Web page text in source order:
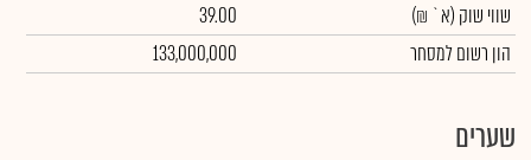
שווי שוק (א` ₪)
39.00
הון רשום למסחר
133,000,000
שערים